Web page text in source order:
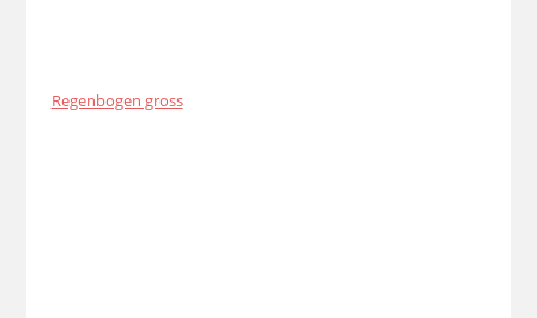
Regenbogen gross